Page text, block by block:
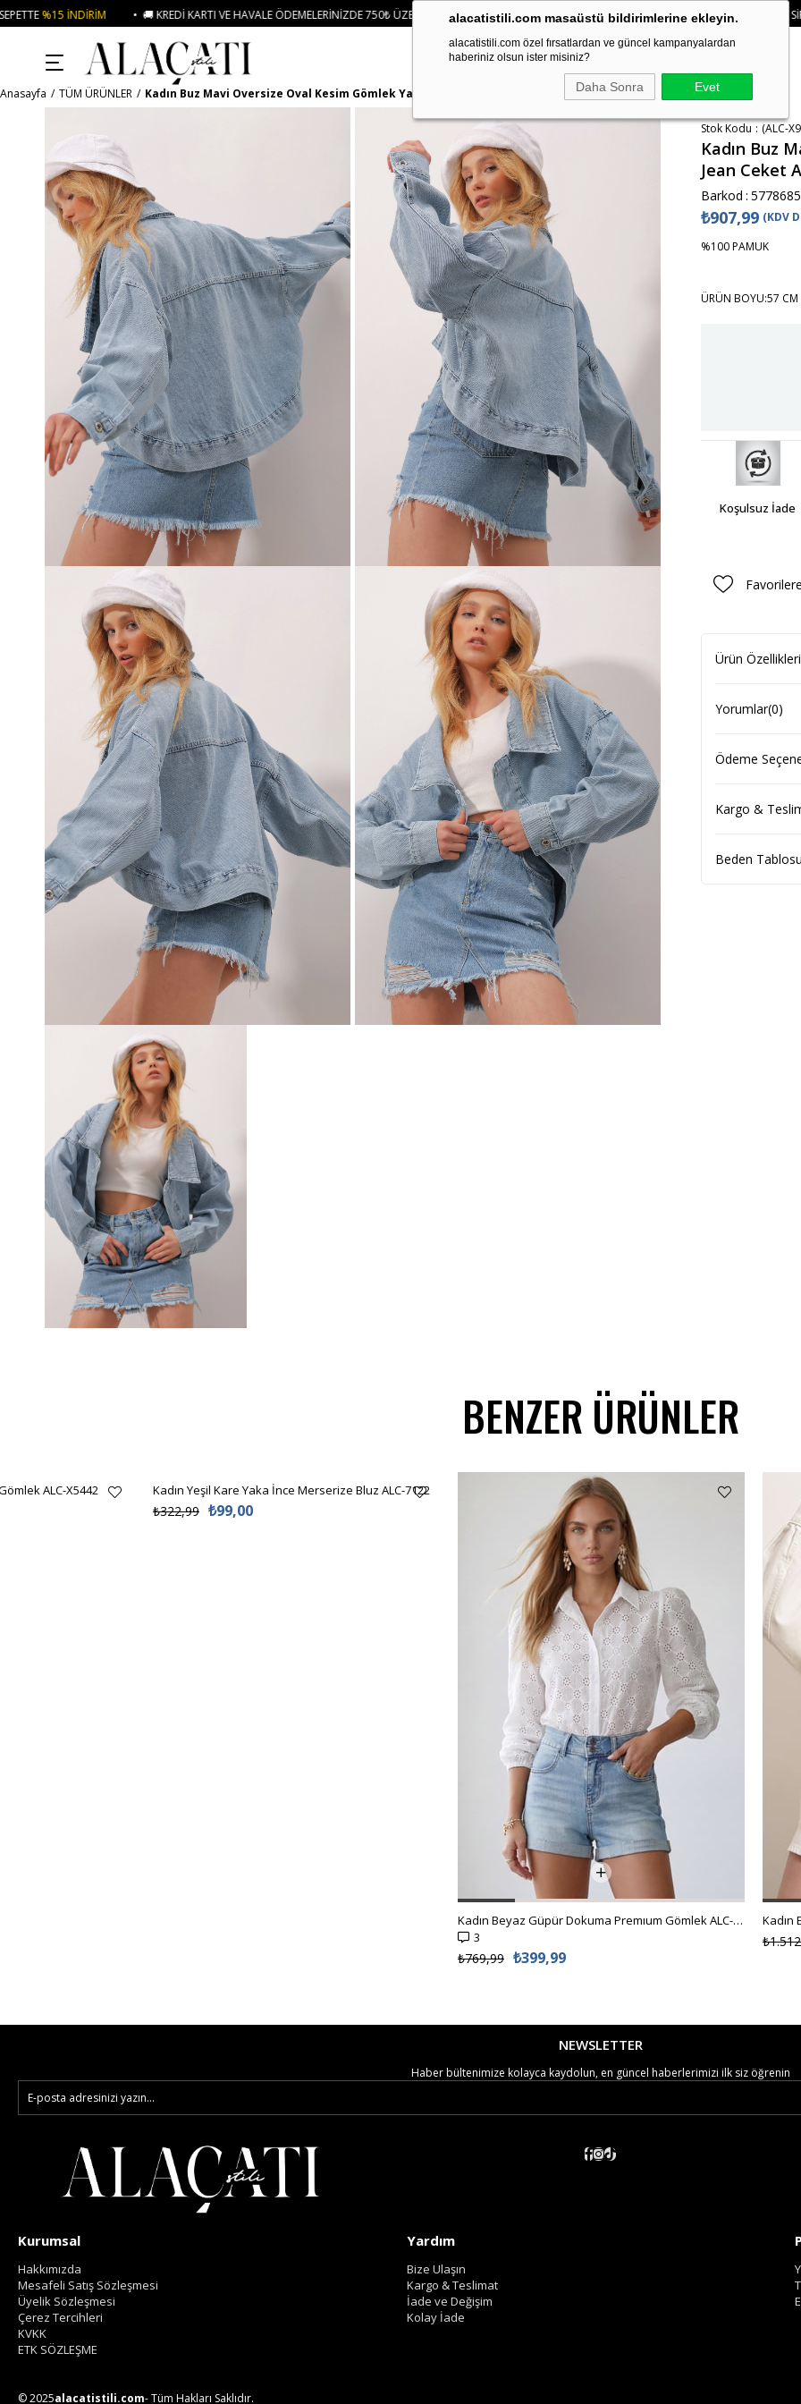
alacatistili.com masaüstü bildirimlerine ekleyin.
alacatistili.com özel fırsatlardan ve güncel kampanyalardan
haberiniz olsun ister misiniz?
Daha Sonra Evet
• 🚚 KREDI KARTI VE HAVALE ÖDEMELERINIZDE 750₺ ÜZERI KARGO ÜCRETSIZ • 🛍️ YENI SEZON ÜRÜNLERINDE 2 ÜRÜN VE ÜZERI SIPARIŞLERDE SEPETTE
Anasayfa TÜM ÜRÜNLER Kadın Buz Mavi Oversize Oval Kesim Gömlek Yaka Crop Jean Ceket ALC-X9821
Stok Kodu (ALC-
Kadın Buz
Jean Ceket
Barkod :
₺907,99 (KDV
%100 PAMUK
ÜRÜN BOYU:57
Koşulsuz İade
Ürün Özellikleri
Yorumlar(0)
Ödeme
Kargo &
Beden Tablosu
BENZER ÜRÜNLER
ALC-X5442 Kadın Yeşil Kare Yaka İnce Merserize Bluz ALC-7122
₺99,00
₺322,99
Kadın Beyaz Güpür Dokuma Premıum Gömlek ALC-X4366
3
₺399,99
₺769,99
NEWSLETTER
Haber bültenimize kolayca kaydolun, en güncel haberlerimizi ilk siz öğrenin
Kurumsal
Hakkımızda
Mesafeli Satış Sözleşmesi
Üyelik Sözleşmesi
Çerez Tercihleri
KVKK
ETK SÖZLEŞME
Yardım
Bize Ulaşın
Kargo & Teslimat
İade ve Değişim
Kolay İade
© 2025alacatistili.com- Tüm Hakları Saklıdır.